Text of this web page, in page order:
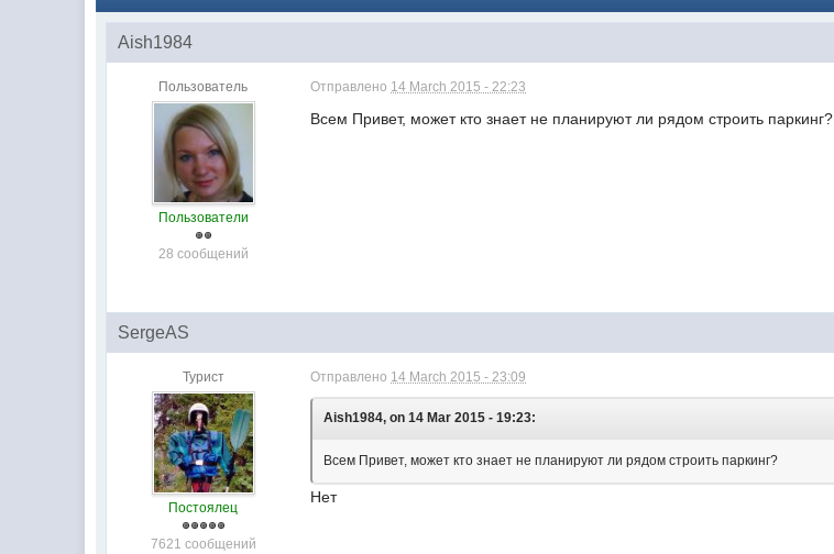
Aish1984
Пользователь
Пользователи
28 сообщений
Отправлено 14 March 2015 - 22:23
Всем Привет, может кто знает не планируют ли рядом строить паркинг?
SergeAS
Турист
Постоялец
7621 сообщений
Отправлено 14 March 2015 - 23:09
Aish1984, on 14 Mar 2015 - 19:23:
Всем Привет, может кто знает не планируют ли рядом строить паркинг?
Нет